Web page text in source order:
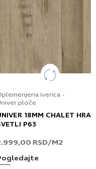
iverica -
ploče
18MM CHALET
P63
RSD/M2